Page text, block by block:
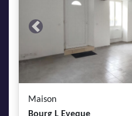
Previous
Maison